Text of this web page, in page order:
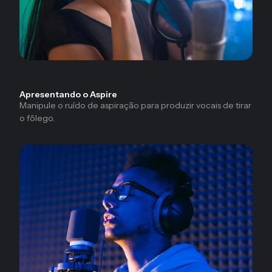
Apresentando o Aspire
Manipule o ruído de aspiração para produzir vocais de tirar
o fôlego.